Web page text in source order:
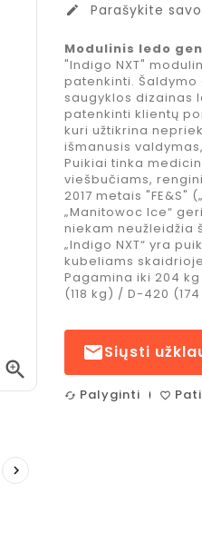
Espreso
Caramel
kavos
espreso
5,84 €


edit Parašykite
Modulinis ledo
"Indigo NXT"
patenkinti.
saugyklos dizainas
patenkinti klientų
kuri užtikrina
išmanusis
Puikiai tinka
viešbučiams,
2017 metais
„Manitowoc Ice“
niekam neužleidžia
„Indigo NXT“ yra
kubeliams
Pagamina iki 204
(118 kg) / D-420
Siųsti
cached Palyginti favorite_border